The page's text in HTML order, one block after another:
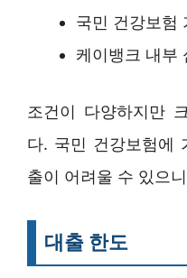
국민 건강보험
케이뱅크 내부
조건이 다양하지만
다. 국민 건강보험에
출이 어려울 수 있으
대출 한도